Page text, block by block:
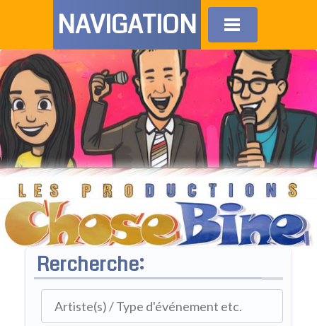
NAVIGATION
Rercherche: